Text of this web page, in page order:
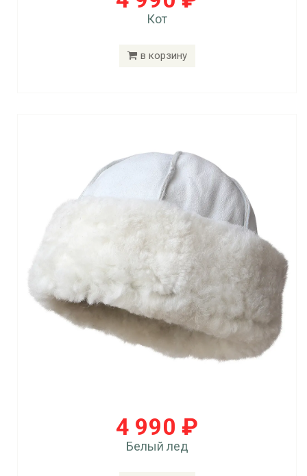
Кот
в корзину
4 990 ₽
Белый лед